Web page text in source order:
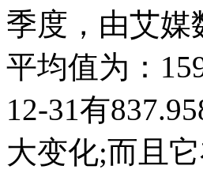
季度，由艾媒
平均值为：
12-31有
大变化;而且